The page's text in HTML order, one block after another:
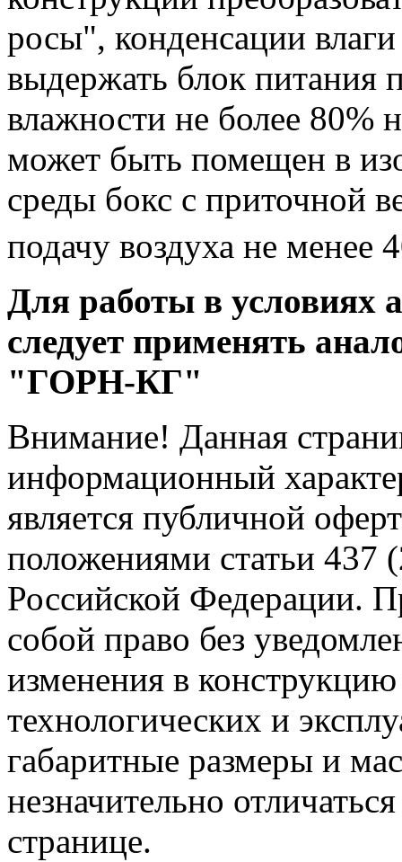
росы", конденсации
выдержать блок питания
влажности не более 80%
может быть помещен в
среды бокс с приточной
подачу воздуха не менее
Для работы в условиях
следует применять
"ГОРН-КГ"
Внимание! Данная
информационный
является публичной
положениями статьи 437
Российской Федерации.
собой право без
изменения в
технологических и
габаритные размеры и
незначительно
странице.